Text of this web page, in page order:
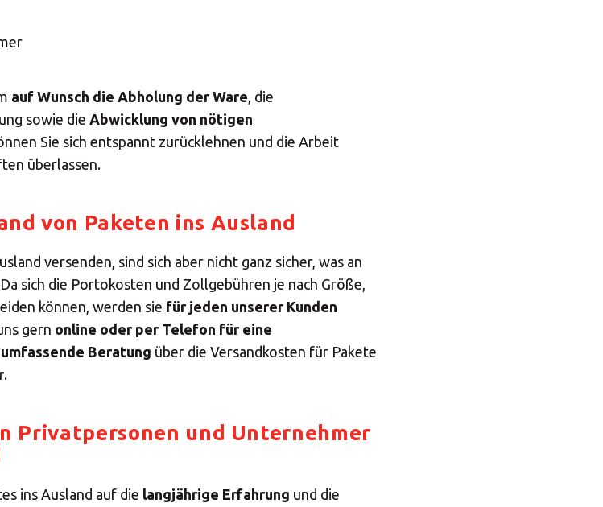
auf Wunsch die Abholung der Ware , die
sowie die Abwicklung von nötigen
Sie sich entspannt zurücklehnen und die Arbeit
überlassen.
von Paketen ins Ausland
versenden, sind sich aber nicht ganz sicher, was an
sich die Portokosten und Zollgebühren je nach Größe,
können, werden sie für jeden unserer Kunden
gern online oder per Telefon für eine
umfassende Beratung über die Versandkosten für Pakete
.
Privatpersonen und Unternehmer
ins Ausland auf die langjährige Erfahrung und die
Europe
SUCHEN
eine Alternative?
ANDEREN 160 MBE CENTERN IN